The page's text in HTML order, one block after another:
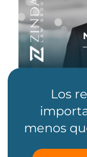
Los
menos